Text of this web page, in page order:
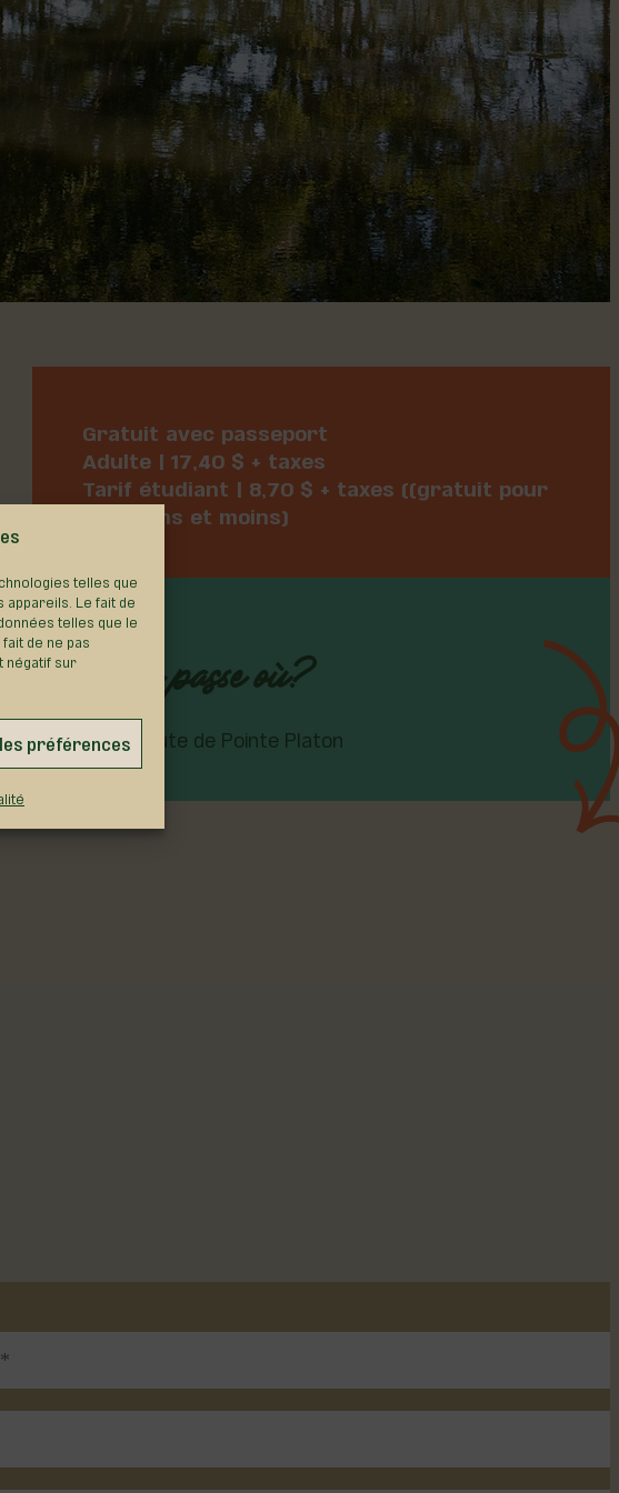
telles que
Le fait de
telles que le
de ne pas
négatif sur
préférences
Gratuit avec passeport
Adulte | 17,40 $ + taxes
Tarif étudiant | 8,70 $ + taxes ((gratuit pour
les 12 ans et moins)
Ça se passe où?
7015, Route de Pointe Platon